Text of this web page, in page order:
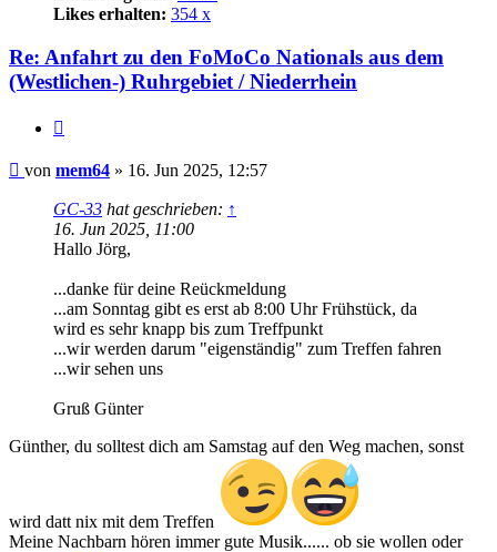
Likes erhalten: 354 x
Re: Anfahrt zu den FoMoCo Nationals aus dem
(Westlichen-) Ruhrgebiet / Niederrhein
Beitrag
von mem64 » 16. Jun 2025, 12:57
GC-33 hat geschrieben: ↑
16. Jun 2025, 11:00
Hallo Jörg,
...danke für deine Reückmeldung
...am Sonntag gibt es erst ab 8:00 Uhr Frühstück, da
wird es sehr knapp bis zum Treffpunkt
...wir werden darum "eigenständig" zum Treffen fahren
...wir sehen uns
Gruß Günter
Günther, du solltest dich am Samstag auf den Weg machen, sonst
wird datt nix mit dem Treffen
Meine Nachbarn hören immer gute Musik...... ob sie wollen oder